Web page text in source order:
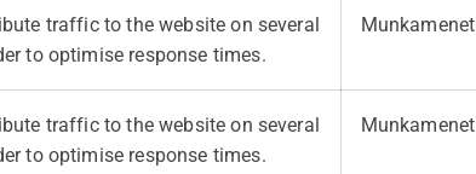
traffic to the website on several
to optimise response times.
Munkamenet
traffic to the website on several
to optimise response times.
Munkamenet